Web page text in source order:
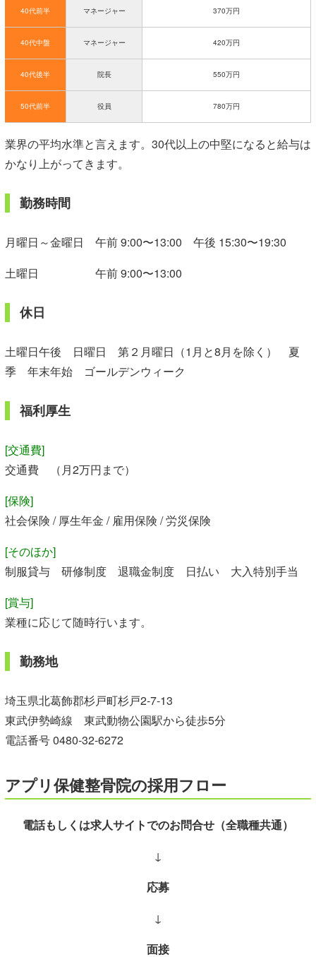
40代前半 マネージャー 370万円
40代中盤 マネージャー 420万円
40代後半 院長 550万円
50代前半 役員 780万円
業界の平均水準と言えます。30代以上の中堅になると給与は
かなり上がってきます。
勤務時間
月曜日～金曜日 午前 9:00〜13:00 午後 15:30〜19:30
土曜日 午前 9:00〜13:00
休日
土曜日午後 日曜日 第２月曜日（1月と8月を除く） 夏
季 年末年始 ゴールデンウィーク
福利厚生
[交通費]
交通費 （月2万円まで）
[保険]
社会保険 / 厚生年金 / 雇用保険 / 労災保険
[そのほか]
制服貸与 研修制度 退職金制度 日払い 大入特別手当
[賞与]
業種に応じて随時行います。
勤務地
埼玉県北葛飾郡杉戸町杉戸2-7-13
東武伊勢崎線 東武動物公園駅から徒歩5分
電話番号0480-32-6272
アプリ保健整骨院の採用フロー
電話もしくは求人サイトでのお問合せ（全職種共通）
↓
応募
↓
面接